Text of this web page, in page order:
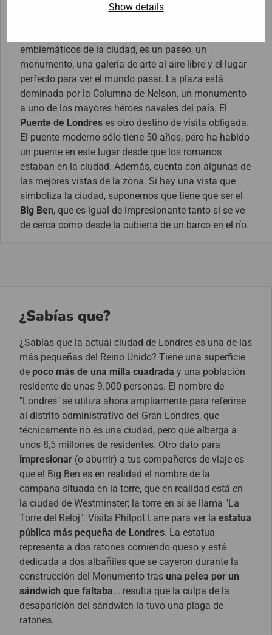
Show details
preguntar mañana, puede que te sugiramos otros tres,
emblemáticos de la ciudad, es un paseo, un
monumento, una galería de arte al aire libre y el lugar
perfecto para ver el mundo pasar. La plaza está
dominada por la Columna de Nelson, un monumento
a uno de los mayores héroes navales del país. El
Puente de Londres es otro destino de visita obligada.
El puente moderno sólo tiene 50 años, pero ha habido
un puente en este lugar desde que los romanos
estaban en la ciudad. Además, cuenta con algunas de
las mejores vistas de la zona. Si hay una vista que
simboliza la ciudad, suponemos que tiene que ser el
Big Ben, que es igual de impresionante tanto si se ve
de cerca como desde la cubierta de un barco en el río.
¿Sabías que?
¿Sabías que la actual ciudad de Londres es una de las
más pequeñas del Reino Unido? Tiene una superficie
de poco más de una milla cuadrada y una población
residente de unas 9.000 personas. El nombre de
"Londres" se utiliza ahora ampliamente para referirse
al distrito administrativo del Gran Londres, que
técnicamente no es una ciudad, pero que alberga a
unos 8,5 millones de residentes. Otro dato para
impresionar (o aburrir) a tus compañeros de viaje es
que el Big Ben es en realidad el nombre de la
campana situada en la torre, que en realidad está en
la ciudad de Westminster; la torre en sí se llama "La
Torre del Reloj". Visita Philpot Lane para ver la estatua
pública más pequeña de Londres. La estatua
representa a dos ratones comiendo queso y está
dedicada a dos albañiles que se cayeron durante la
construcción del Monumento tras una pelea por un
sándwich que faltaba... resulta que la culpa de la
desaparición del sándwich la tuvo una plaga de
ratones.